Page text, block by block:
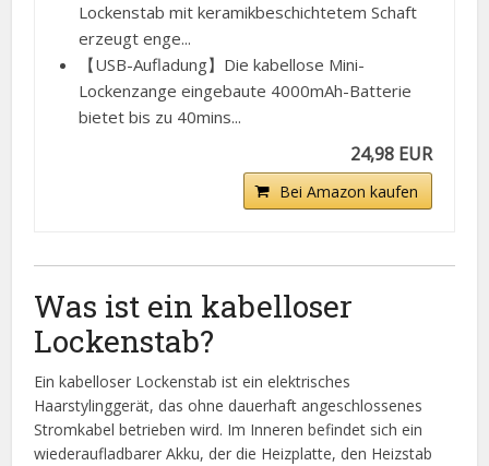
Lockenstab mit keramikbeschichtetem Schaft
erzeugt enge...
【USB-Aufladung】Die kabellose Mini-
Lockenzange eingebaute 4000mAh-Batterie
bietet bis zu 40mins...
24,98 EUR
Bei Amazon kaufen
Was ist ein kabelloser
Lockenstab?
Ein kabelloser Lockenstab ist ein elektrisches
Haarstylinggerät, das ohne dauerhaft angeschlossenes
Stromkabel betrieben wird. Im Inneren befindet sich ein
wiederaufladbarer Akku, der die Heizplatte, den Heizstab